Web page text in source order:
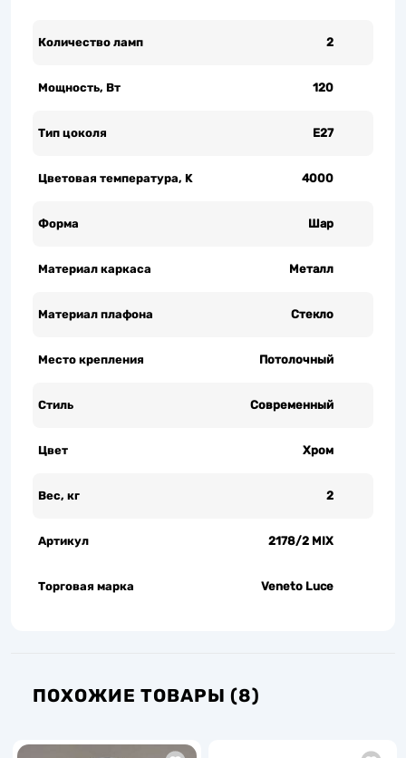
Количество ламп 2
Мощность, Вт 120
Тип цоколя Е27
Цветовая температура, K 4000
Форма Шар
Материал каркаса Металл
Материал плафона Стекло
Место крепления Потолочный
Стиль Современный
Цвет Хром
Вес, кг 2
Артикул 2178/2 MIX
Торговая марка Veneto Luce
ПОХОЖИЕ ТОВАРЫ (8)